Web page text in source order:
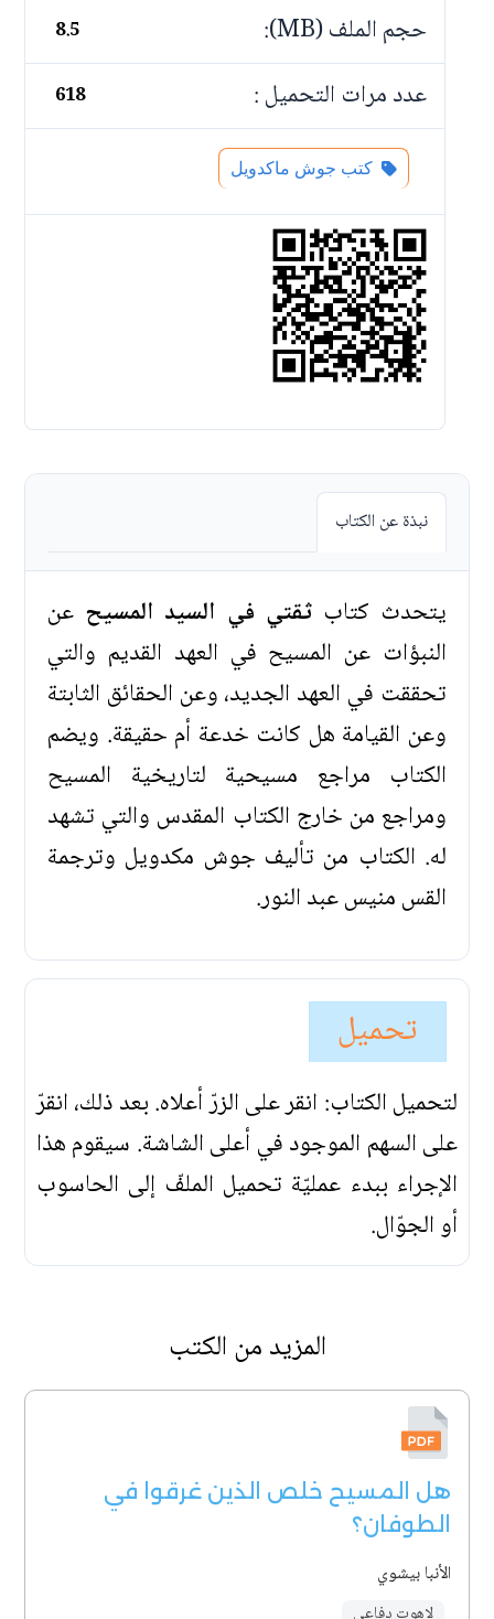
حجم الملف (MB): 8.5
عدد مرات التحميل : 618
كتب جوش ماكدويل
نبذة عن الكتاب
يتحدث كتابثقتي في السيد المسيح عن
النبؤات عن المسيح في العهد القديم والتي
تحققت في العهد الجديد، وعن الحقائق الثابتة
وعن القيامة هل كانت خدعة أم حقيقة. ويضم
الكتاب مراجع مسيحية لتاريخية المسيح
ومراجع من خارج الكتاب المقدس والتي تشهد
له. الكتاب من تأليف جوش مكدويل وترجمة
القس منيس عبد النور.
تحميل
لتحميل الكتاب: انقر على الزرّ أعلاه. بعد ذلك، انقرّ
على السهم الموجود في أعلى الشاشة. سيقوم هذا
الإجراء ببدء عمليّة تحميل الملفّ إلى الحاسوب
أو الجوّال.
المزيد من الكتب
هل المسيح خلص الذين غرقوا في
الطوفان؟
الأنبا بيشوي